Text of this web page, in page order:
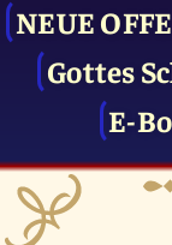
NEUE
Gottes
E-